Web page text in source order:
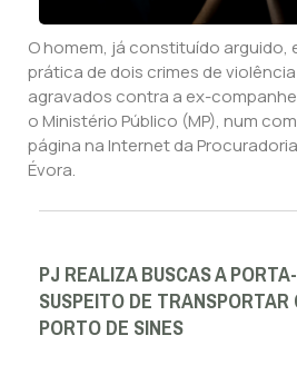
O homem, já constituído arguido,
prática de dois crimes de
agravados contra a ex-
o Ministério Público (MP), num
página na Internet da
Évora.
PJ REALIZA BUSCAS A
SUSPEITO DE
PORTO DE SINES